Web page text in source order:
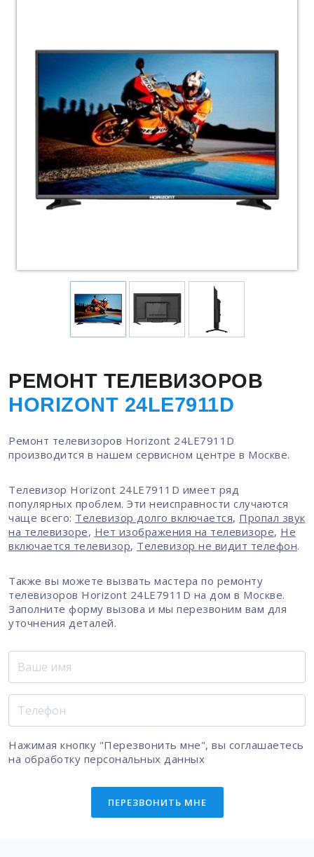
РЕМОНТ ТЕЛЕВИЗОРОВ
HORIZONT 24LE7911D
Ремонт телевизоров Horizont 24LE7911D
производится в нашем сервисном центре в Москве.
Телевизор Horizont 24LE7911D имеет ряд
популярных проблем. Эти неисправности случаются
чаще всего: Телевизор долго включается, Пропал звук
на телевизоре, Нет изображения на телевизоре, Не
включается телевизор, Телевизор не видит телефон.
Также вы можете вызвать мастера по ремонту
телевизоров Horizont 24LE7911D на дом в Москве.
Заполните форму вызова и мы перезвоним вам для
уточнения деталей.
Нажимая кнопку "Перезвонить мне", вы соглашаетесь
на обработку персональных данных
ПЕРЕЗВОНИТЬ МНЕ